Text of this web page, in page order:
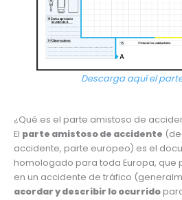
Descarga aquí el
¿Qué es el parte amistoso de
El parte amistoso de accidente
accidente, parte europeo) es el
homologado para toda Europa, que
en un accidente de tráfico
acordar y describir lo ocurrido